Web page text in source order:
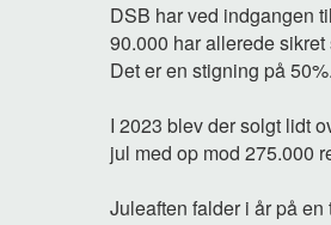
DSB har ved indgangen
90.000 har allerede
Det er en stigning på 50%.
I 2023 blev der solgt lidt
jul med op mod 275.000
Juleaften falder i år på